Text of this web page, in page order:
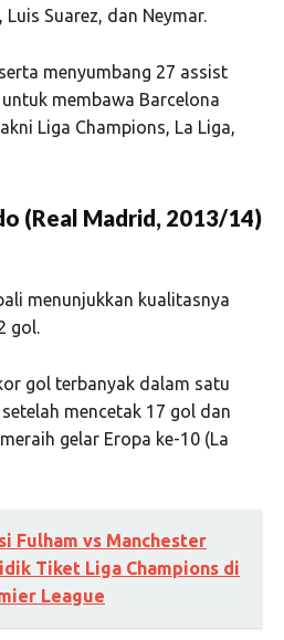
Suarez, dan Neymar.
menyumbang 27 assist
membawa Barcelona
Liga Champions, La Liga,
(Real Madrid, 2013/14)
menunjukkan kualitasnya
gol.
gol terbanyak dalam satu
mencetak 17 gol dan
gelar Eropa ke-10 (La
Fulham vs Manchester
Tiket Liga Champions di
League